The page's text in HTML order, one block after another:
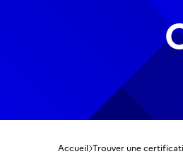
Accueil Trouver une